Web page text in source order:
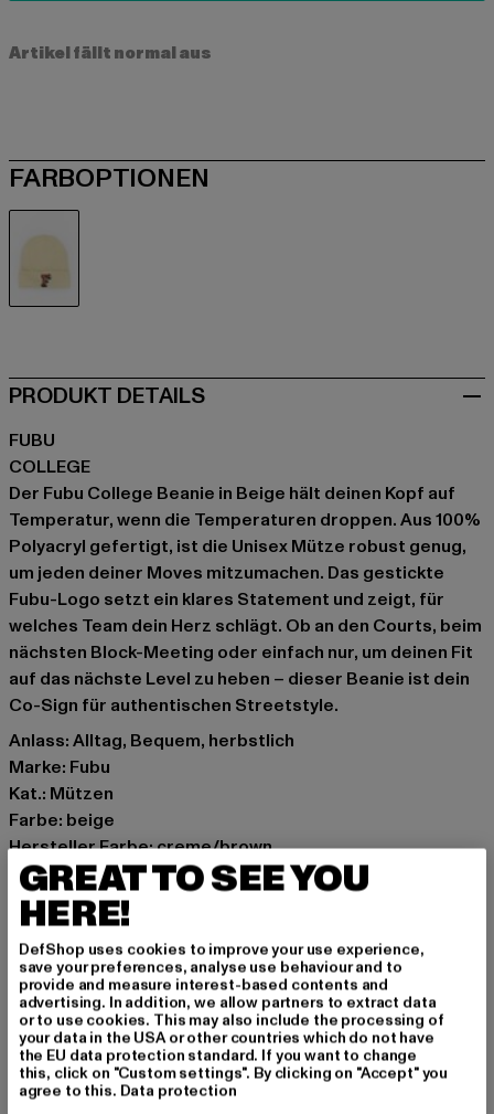
Artikel fällt normal aus
FARBOPTIONEN
PRODUKT DETAILS
FUBU
COLLEGE
Der Fubu College Beanie in Beige hält deinen Kopf auf
Temperatur, wenn die Temperaturen droppen. Aus 100%
Polyacryl gefertigt, ist die Unisex Mütze robust genug,
um jeden deiner Moves mitzumachen. Das gestickte
Fubu-Logo setzt ein klares Statement und zeigt, für
welches Team dein Herz schlägt. Ob an den Courts, beim
nächsten Block-Meeting oder einfach nur, um deinen Fit
auf das nächste Level zu heben – dieser Beanie ist dein
Co-Sign für authentischen Streetstyle.
Anlass: Alltag, Bequem, herbstlich
Marke: Fubu
Kat.: Mützen
Farbe: beige
Hersteller Farbe: creme/brown
Materialzusammensetzung: 100% Polyacryl
Art.Nr: 7020250-04537
Hersteller: Urban Styles Agency GmbH & Co. KG |
agentur@urbanstylesagency.com
Schanzenstraße 41 | 51063 Köln | DE
GRÖSSE & PASSFORM
GREAT TO SEE YOU
HERE!
DefShop uses cookies to improve your use experience,
save your preferences, analyse use behaviour and to
provide and measure interest-based contents and
advertising. In addition, we allow partners to extract data
or to use cookies. This may also include the processing of
your data in the USA or other countries which do not have
the EU data protection standard. If you want to change
this, click on "Custom settings". By clicking on "Accept" you
agree to this. Data protection